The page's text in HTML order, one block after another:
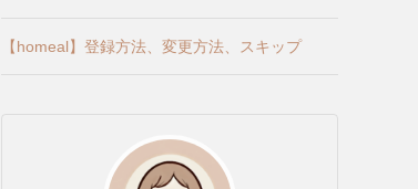
【homeal】登録方法、変更方法、スキップ